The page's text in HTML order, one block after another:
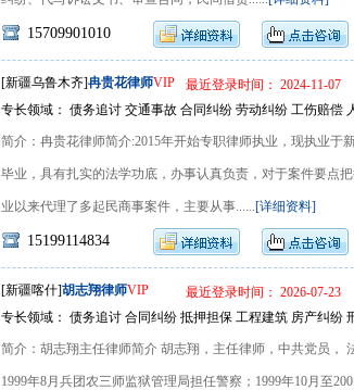
15709901010
[新疆乌鲁木齐]冉贵花律师VIP 最近登录时间： 2024-11-07
专长领域： 债务追讨 交通事故 合同纠纷 劳动纠纷 工伤赔偿
简介：冉贵花律师简介:2015年开始专职律师执业，现执业于
毕业，具有扎实的法学功底，办事认真负责，对于案件要点
业以来代理了多起民商事案件，主要从事......[详细资料]
15199114834
[新疆喀什]胡志翔律师VIP 最近登录时间： 2026-07-23
专长领域： 债务追讨 合同纠纷 抵押担保 工程建筑 房产纠纷
简介：胡志翔主任律师简介 胡志翔，主任律师，中共党员，
1999年8月兵团农三师监狱管理局担任警察；1999年10月至